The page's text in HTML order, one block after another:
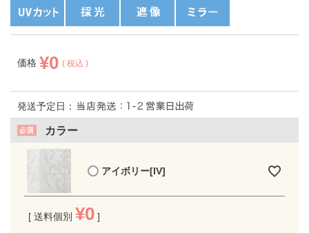
価格 ¥0 税込
発送予定日：
カラー
アイボリー[IV]
送料個別 ¥0